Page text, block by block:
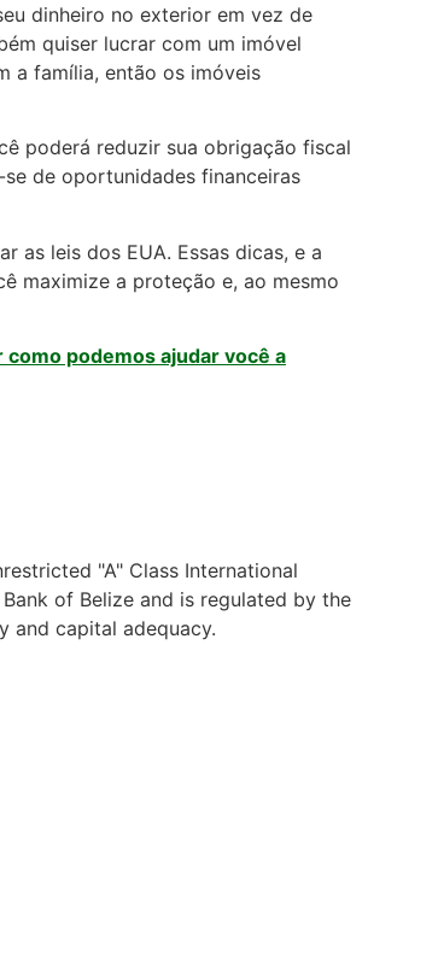
dinheiro no exterior em vez de
quiser lucrar com um imóvel
a família, então os imóveis
poderá reduzir sua obrigação fiscal
de oportunidades financeiras
as leis dos EUA. Essas dicas, e a
maximize a proteção e, ao mesmo
podemos ajudar você a
"A" Class International
of Belize and is regulated by the
and capital adequacy.